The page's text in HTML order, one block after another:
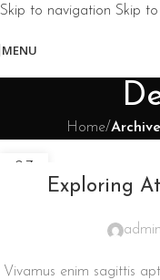
Skip to navigation Skip
MENU
Home/
23
Exploring
admin
Vivamus enim sagittis